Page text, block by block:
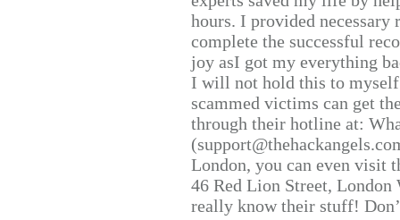
hours. I provided
complete the successful
joy asI got my everything
I will not hold this to
scammed victims can get
through their hotline at:
London, you can even visit
46 Red Lion Street, London
really know their stuff!